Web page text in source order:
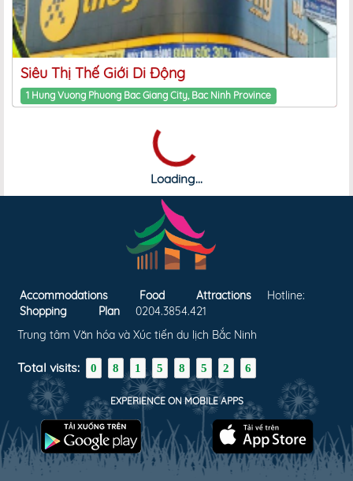
Siêu Thị Thế Giới Di Động
1 Hung Vuong Phuong Bac Giang City, Bac Ninh Province
Food
0204.3854.421
Trung tâm Văn hóa và Xúc tiến du lịch Bắc Ninh
Total visits: 0 1 5 5 2 6
EXPERIENCE ON MOBILE APPS